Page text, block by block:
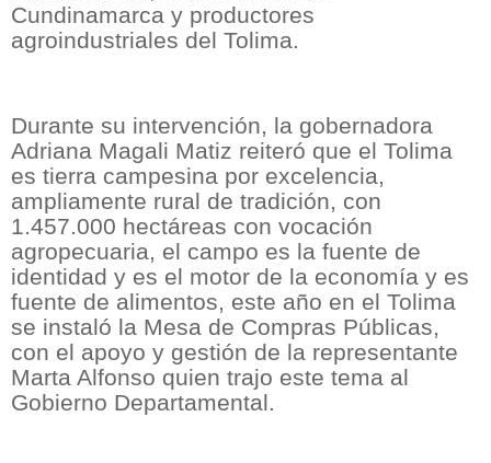
Cundinamarca y productores
agroindustriales del Tolima.
Durante su intervención, la gobernadora
Adriana Magali Matiz reiteró que el Tolima
es tierra campesina por excelencia,
ampliamente rural de tradición, con
1.457.000 hectáreas con vocación
agropecuaria, el campo es la fuente de
identidad y es el motor de la economía y es
fuente de alimentos, este año en el Tolima
se instaló la Mesa de Compras Públicas,
con el apoyo y gestión de la representante
Marta Alfonso quien trajo este tema al
Gobierno Departamental.